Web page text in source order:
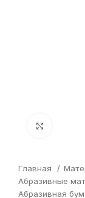
Главная
Абразивные
Абразивная